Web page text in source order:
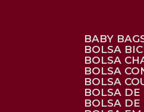
BABY
BOLSA
BOLSA
BOLSA
BOLSA
BOLSA
BOLSA